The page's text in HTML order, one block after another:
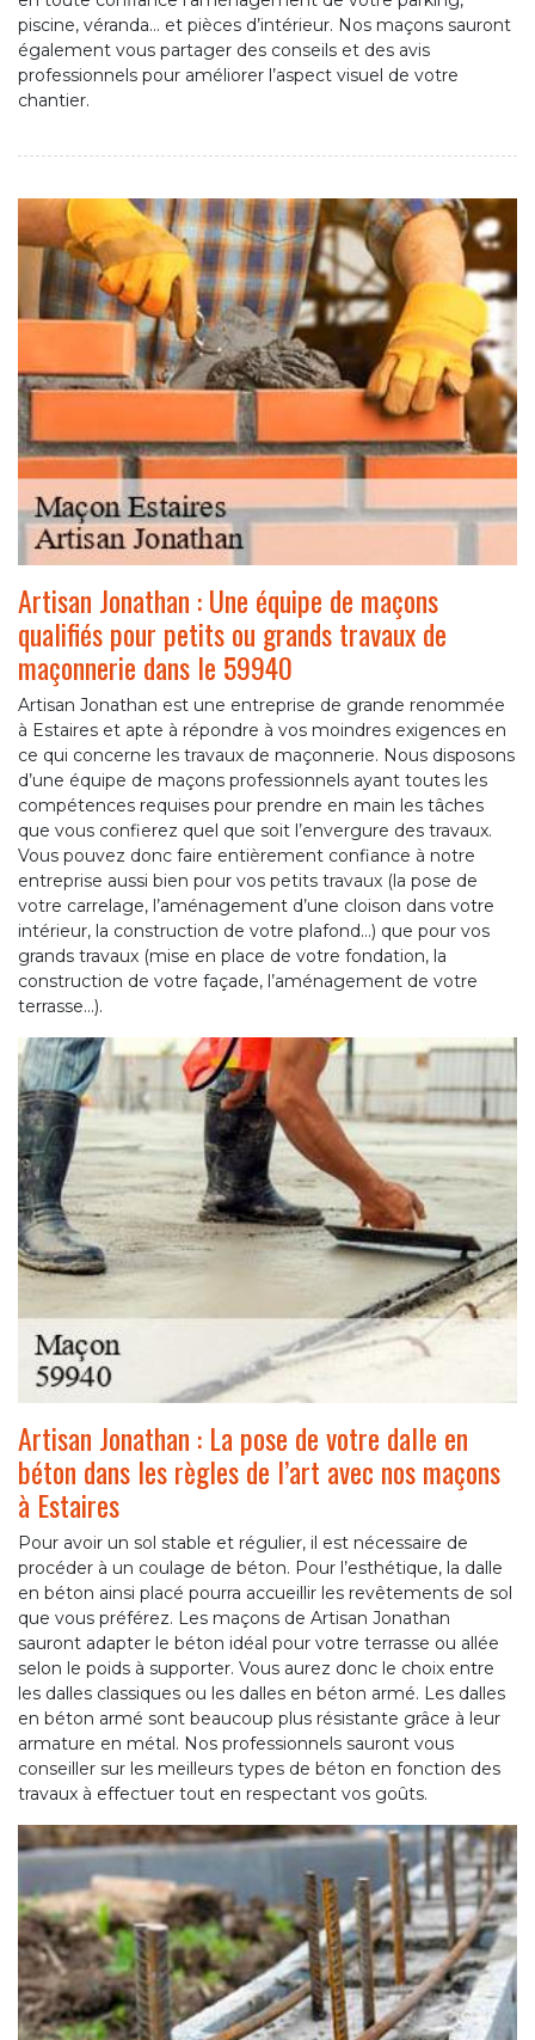
piscine, véranda… et pièces d’intérieur. Nos maçons sauront
également vous partager des conseils et des avis
professionnels pour améliorer l’aspect visuel de votre
chantier.
Artisan Jonathan : Une équipe de maçons
qualifiés pour petits ou grands travaux de
maçonnerie dans le 59940
Artisan Jonathan est une entreprise de grande renommée
à Estaires et apte à répondre à vos moindres exigences en
ce qui concerne les travaux de maçonnerie. Nous disposons
d’une équipe de maçons professionnels ayant toutes les
compétences requises pour prendre en main les tâches
que vous confierez quel que soit l’envergure des travaux.
Vous pouvez donc faire entièrement confiance à notre
entreprise aussi bien pour vos petits travaux (la pose de
votre carrelage, l’aménagement d’une cloison dans votre
intérieur, la construction de votre plafond…) que pour vos
grands travaux (mise en place de votre fondation, la
construction de votre façade, l’aménagement de votre
terrasse…).
Artisan Jonathan : La pose de votre dalle en
béton dans les règles de l’art avec nos maçons
à Estaires
Pour avoir un sol stable et régulier, il est nécessaire de
procéder à un coulage de béton. Pour l’esthétique, la dalle
en béton ainsi placé pourra accueillir les revêtements de sol
que vous préférez. Les maçons de Artisan Jonathan
sauront adapter le béton idéal pour votre terrasse ou allée
selon le poids à supporter. Vous aurez donc le choix entre
les dalles classiques ou les dalles en béton armé. Les dalles
en béton armé sont beaucoup plus résistante grâce à leur
armature en métal. Nos professionnels sauront vous
conseiller sur les meilleurs types de béton en fonction des
travaux à effectuer tout en respectant vos goûts.